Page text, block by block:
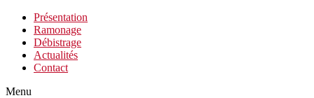
Présentation
Ramonage
Débistrage
Actualités
Contact
Menu